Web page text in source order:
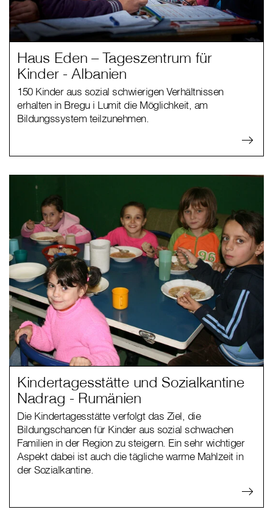
Haus Eden – Tageszentrum für
Kinder - Albanien
150 Kinder aus sozial schwierigen Verhältnissen
erhalten in Bregu i Lumit die Möglichkeit, am
Bildungssystem teilzunehmen.
Kindertagesstätte und Sozialkantine
Nadrag - Rumänien
Die Kindertagesstätte verfolgt das Ziel, die
Bildungschancen für Kinder aus sozial schwachen
Familien in der Region zu steigern. Ein sehr wichtiger
Aspekt dabei ist auch die tägliche warme Mahlzeit in
der Sozialkantine.